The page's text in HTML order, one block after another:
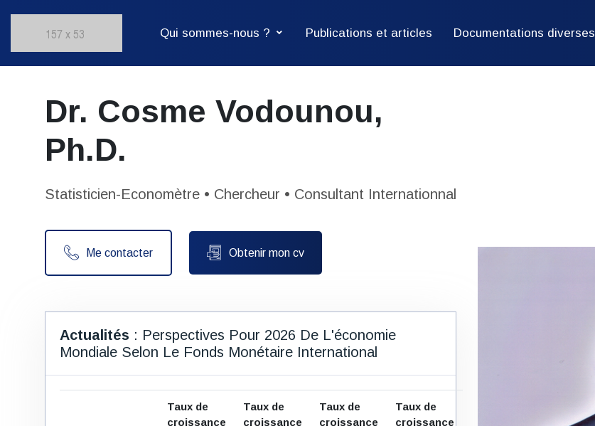
Qui sommes-nous ? Publications et articles Documentations diverses
Dr. Cosme Vodounou,
Ph.D.
Statisticien-Economètre • Chercheur • Consultant Internationnal
Me contacter Obtenir mon cv
Actualités : Perspectives Pour 2026 De L'économie
Mondiale Selon Le Fonds Monétaire International
Taux de
croissance
Taux de
croissance
Taux de
croissance
Taux de
croissance